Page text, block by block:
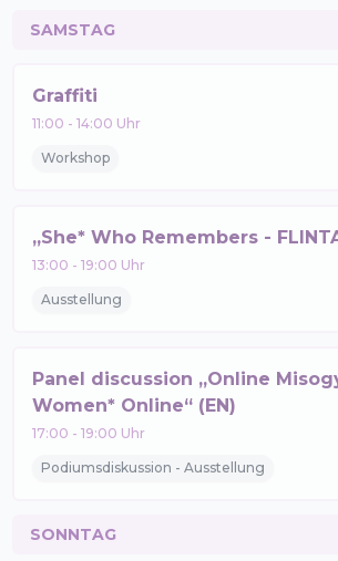
SAMSTAG
Graffiti
11:00 -14:00 Uhr
Workshop
„She* Who Remembers -
13:00 -19:00 Uhr
Ausstellung
Panel discussion „Online
Women* Online“ (EN)
17:00 -19:00 Uhr
Podiumsdiskussion - Ausstellung
SONNTAG